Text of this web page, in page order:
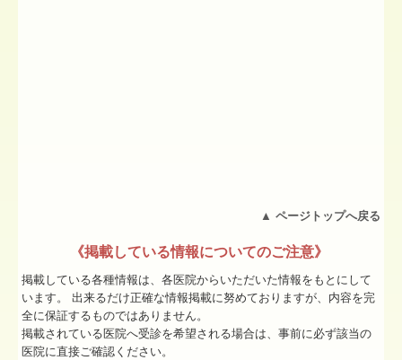
▲ ページトップへ戻る
《掲載している情報についてのご注意》
掲載している各種情報は、各医院からいただいた情報をもとにして
います。 出来るだけ正確な情報掲載に努めておりますが、内容を完
全に保証するものではありません。
掲載されている医院へ受診を希望される場合は、事前に必ず該当の
医院に直接ご確認ください。